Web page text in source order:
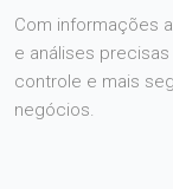
Com informações
e análises
controle e mais
negócios.